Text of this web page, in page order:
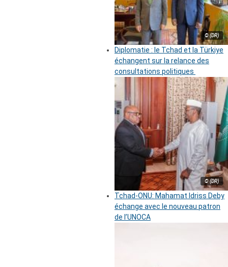
© (DR)
Diplomatie : le Tchad et la Türkiye
échangent sur la relance des
consultations politiques
© (DR)
Tchad-ONU: Mahamat Idriss Deby
échange avec le nouveau patron
de l’UNOCA